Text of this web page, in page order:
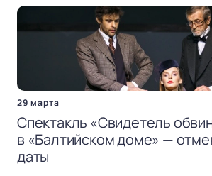
29 марта
Спектакль «Свидетель
в «Балтийском доме» —
даты